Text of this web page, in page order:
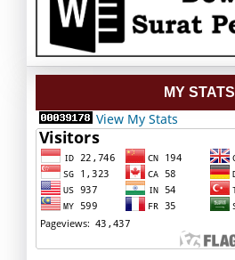
MY STATS
View My Stats